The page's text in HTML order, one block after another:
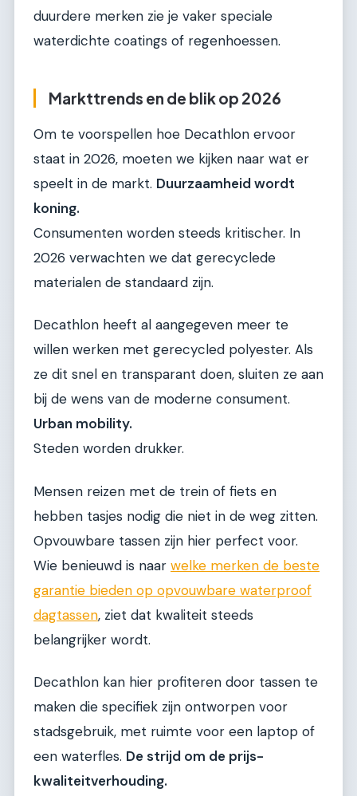
duurdere merken zie je vaker speciale
waterdichte coatings of regenhoessen.
Markttrends en de blik op 2026
Om te voorspellen hoe Decathlon ervoor
staat in 2026, moeten we kijken naar wat er
speelt in de markt. Duurzaamheid wordt
koning.
Consumenten worden steeds kritischer. In
2026 verwachten we dat gerecyclede
materialen de standaard zijn.
Decathlon heeft al aangegeven meer te
willen werken met gerecycled polyester. Als
ze dit snel en transparant doen, sluiten ze aan
bij de wens van de moderne consument.
Urban mobility.
Steden worden drukker.
Mensen reizen met de trein of fiets en
hebben tasjes nodig die niet in de weg zitten.
Opvouwbare tassen zijn hier perfect voor.
Wie benieuwd is naar welke merken de beste
garantie bieden op opvouwbare waterproof
dagtassen, ziet dat kwaliteit steeds
belangrijker wordt.
Decathlon kan hier profiteren door tassen te
maken die specifiek zijn ontworpen voor
stadsgebruik, met ruimte voor een laptop of
een waterfles. De strijd om de prijs-
kwaliteitverhouding.